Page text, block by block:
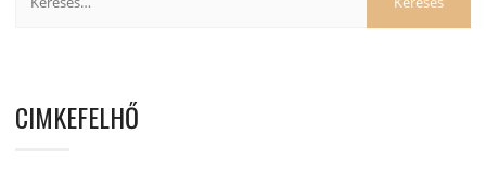
CIMKEFELHŐ